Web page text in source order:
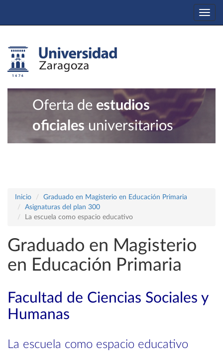
Oferta de estudios
oficiales universitarios
Inicio
Graduado en Magisterio en Educación Primaria
Asignaturas del plan 300
La escuela como espacio educativo
Graduado en Magisterio
en Educación Primaria
Facultad de Ciencias Sociales y
Humanas
La escuela como espacio educativo